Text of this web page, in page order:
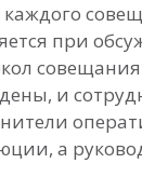
каждого
при
и
а